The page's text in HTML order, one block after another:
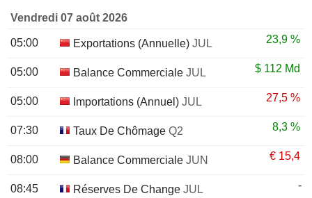
Vendredi 07 août 2026
05:00 Exportations (Annuelle) JUL 23,9 %
05:00 Balance Commerciale JUL $ 112 Md
05:00 Importations (Annuel) JUL 27,5 %
07:30 Taux De Chômage Q2 8,3 %
08:00 Balance Commerciale JUN € 15,4
08:45 Réserves De Change JUL -